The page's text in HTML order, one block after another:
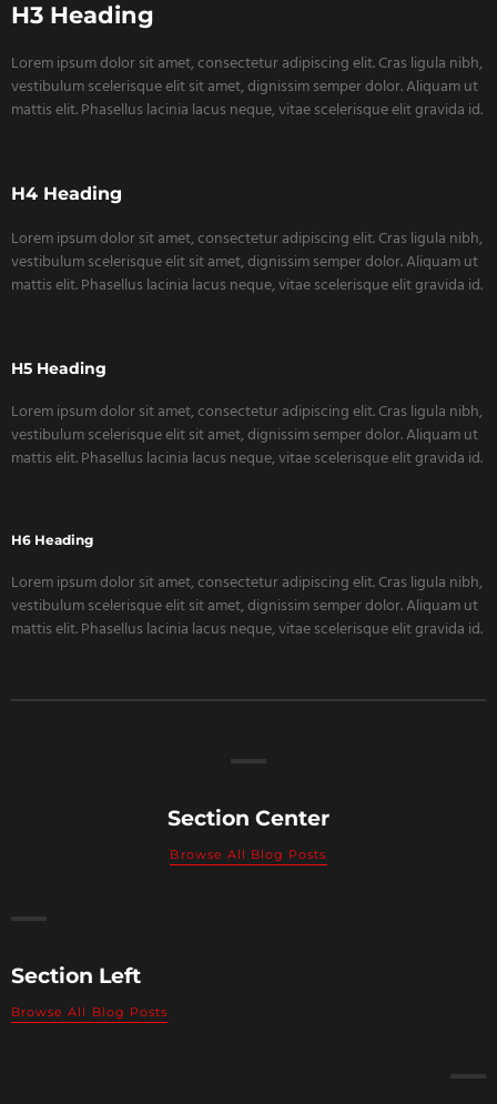
H3 Heading
Lorem ipsum dolor sit amet, consectetur adipiscing elit. Cras ligula nibh,
vestibulum scelerisque elit sit amet, dignissim semper dolor. Aliquam ut
mattis elit. Phasellus lacinia lacus neque, vitae scelerisque elit gravida id.
H4 Heading
Lorem ipsum dolor sit amet, consectetur adipiscing elit. Cras ligula nibh,
vestibulum scelerisque elit sit amet, dignissim semper dolor. Aliquam ut
mattis elit. Phasellus lacinia lacus neque, vitae scelerisque elit gravida id.
H5 Heading
Lorem ipsum dolor sit amet, consectetur adipiscing elit. Cras ligula nibh,
vestibulum scelerisque elit sit amet, dignissim semper dolor. Aliquam ut
mattis elit. Phasellus lacinia lacus neque, vitae scelerisque elit gravida id.
H6 Heading
Lorem ipsum dolor sit amet, consectetur adipiscing elit. Cras ligula nibh,
vestibulum scelerisque elit sit amet, dignissim semper dolor. Aliquam ut
mattis elit. Phasellus lacinia lacus neque, vitae scelerisque elit gravida id.
Section Center
Browse All Blog Posts
Section Left
Browse All Blog Posts